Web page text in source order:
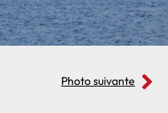
Photo suivante